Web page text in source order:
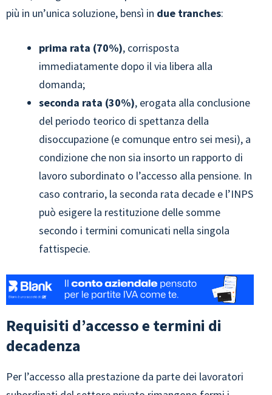
più in un’unica soluzione, bensì in due tranches:
prima rata (70%), corrisposta
immediatamente dopo il via libera alla
domanda;
seconda rata (30%), erogata alla conclusione
del periodo teorico di spettanza della
disoccupazione (e comunque entro sei mesi), a
condizione che non sia insorto un rapporto di
lavoro subordinato o l’accesso alla pensione. In
caso contrario, la seconda rata decade e l’INPS
può esigere la restituzione delle somme
secondo i termini comunicati nella singola
fattispecie.
Requisiti d’accesso e termini di
decadenza
Per l’accesso alla prestazione da parte dei lavoratori